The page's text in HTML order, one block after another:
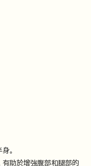
。
有助於增強腹部和腿部的